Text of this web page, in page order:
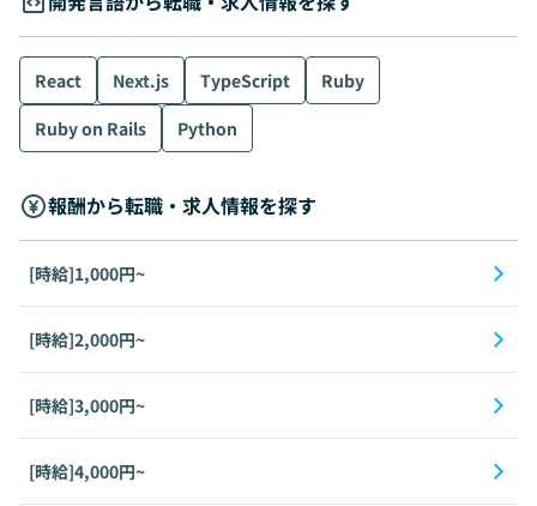
React Next.js TypeScript
Ruby
Ruby on Rails
Python
報酬から転職・求人情報を探す
[時給]1,000円~
[時給]2,000円~
[時給]3,000円~
[時給]4,000円~